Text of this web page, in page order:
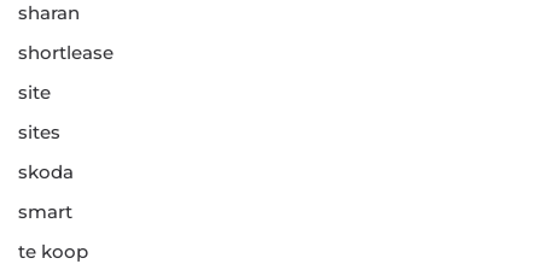
sharan
shortlease
site
sites
skoda
smart
te koop